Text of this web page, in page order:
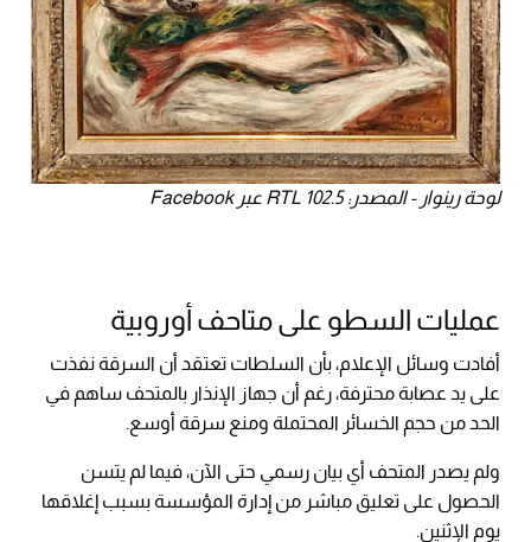
لوحة رينوار - المصدر: RTL 102.5 عبر Facebook
عمليات السطو على متاحف أوروبية
أفادت وسائل الإعلام، بأن السلطات تعتقد أن السرقة نفذت
على يد عصابة محترفة، رغم أن جهاز الإنذار بالمتحف ساهم في
الحد من حجم الخسائر المحتملة ومنع سرقة أوسع.
ولم يصدر المتحف أي بيان رسمي حتى الآن، فيما لم يتسن
الحصول على تعليق مباشر من إدارة المؤسسة بسبب إغلاقها
يوم الإثنين.